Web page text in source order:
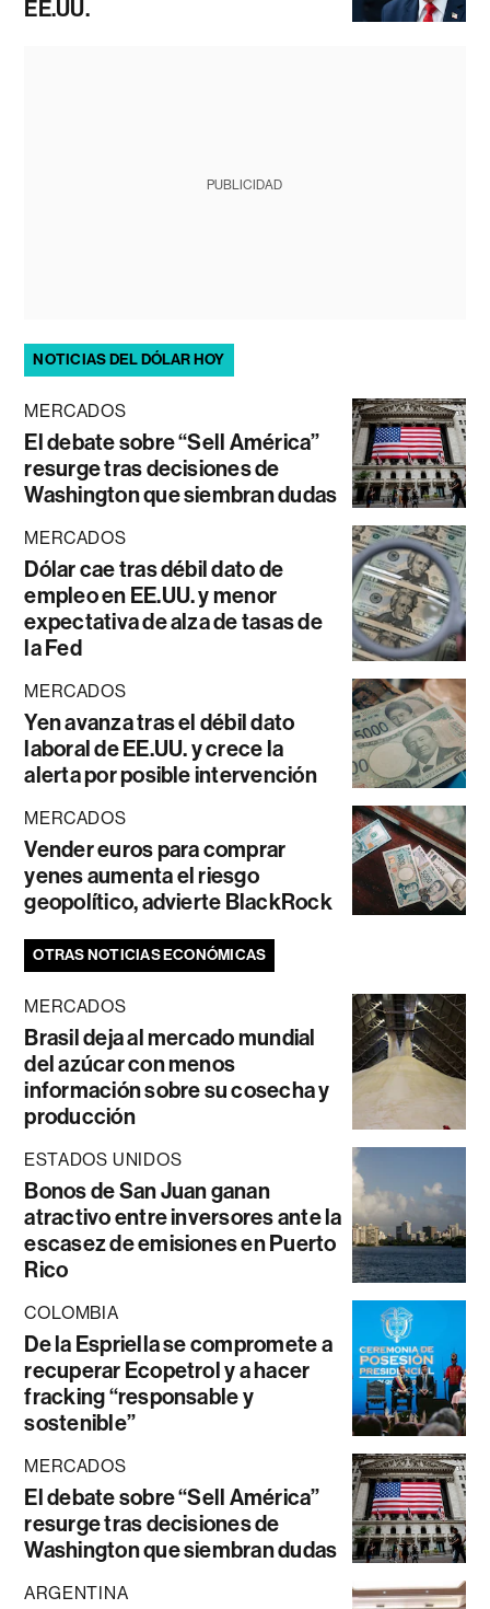
EE.UU.
PUBLICIDAD
NOTICIAS DEL DÓLAR HOY
MERCADOS
El debate sobre “Sell América”
resurge tras decisiones de
Washington que siembran dudas
MERCADOS
Dólar cae tras débil dato de
empleo en EE.UU. y menor
expectativa de alza de tasas de
la Fed
MERCADOS
Yen avanza tras el débil dato
laboral de EE.UU. y crece la
alerta por posible intervención
MERCADOS
Vender euros para comprar
yenes aumenta el riesgo
geopolítico, advierte BlackRock
OTRAS NOTICIAS ECONÓMICAS
MERCADOS
Brasil deja al mercado mundial
del azúcar con menos
información sobre su cosecha y
producción
ESTADOS UNIDOS
Bonos de San Juan ganan
atractivo entre inversores ante la
escasez de emisiones en Puerto
Rico
COLOMBIA
De la Espriella se compromete a
recuperar Ecopetrol y a hacer
fracking “responsable y
sostenible”
MERCADOS
El debate sobre “Sell América”
resurge tras decisiones de
Washington que siembran dudas
ARGENTINA